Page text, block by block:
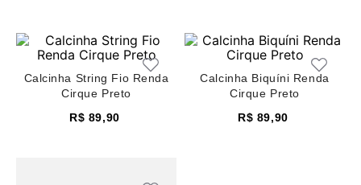
Calcinha String Fio Renda
Cirque Preto
R$ 89,90
Calcinha Biquíni Renda
Cirque Preto
R$ 89,90